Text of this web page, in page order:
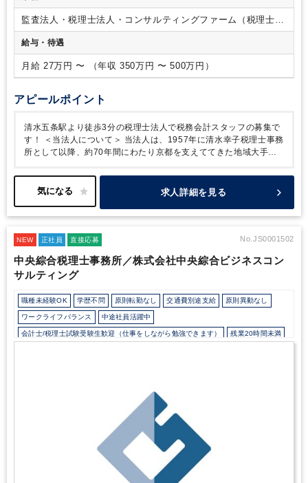
監査法人・税理士法人・コンサルティングファーム（税理士法
人）
給与・待遇
月給 27万円 〜 （年収 350万円 〜 500万円）
アピールポイント
清水五条駅より徒歩3分の税理士法人で税務会計スタッフの募集で
す！
＜当法人について＞ 当法人は、1957年に清水幸子税理士事務
所として以降、約70年間にわたり京都を支えててきた地域大手の
も、平均勤続年数は13年8ヶ月と非常に働きやすい環境です。 ク
ライアント層は、中堅～上場企業とバラエティーは豊かです。
メ
職員の半数が新卒での入社。入社後は本人の適性や希望に応じての
通じて成長し、活躍できるように教育・研修制度を充実させていま
両立させながらの就業が可能です。 ↓研修制度(一部)↓★OJT（On
The Job Training）
半額負担） 業務時間外の研修受講でも費用の最大半額を補助する
制度があります。
求人詳細を見る
NEW 正社員 直接応募 No.JS0001502
中央綜合税理士事務所／株式会社中央綜合ビジネスコン
サルティング
職種未経験OK 学歴不問 原則転勤なし 交通費別途支給 原則異動なし
ワークライフバランス 中途社員活躍中
会計士/税理士試験受験生歓迎（仕事をしながら勉強できます） 残業20時間未満
ダブルライセンス(公認会計士＋税理士等）